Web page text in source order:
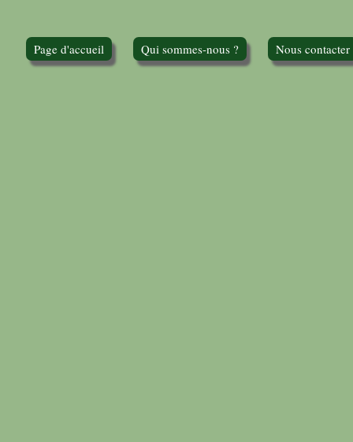
Page d'accueil Qui sommes-nous ? Nous contacter